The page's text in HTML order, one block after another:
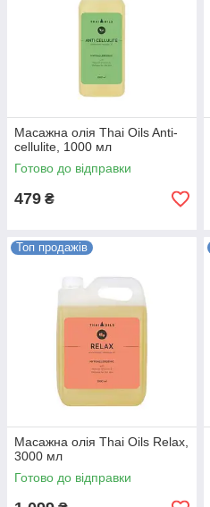
Масажна олія Thai Oils Anti-
cellulite, 1000 мл
Готово до відправки
479 ₴
Топ продажів
Масажна олія Thai Oils Relax,
3000 мл
Готово до відправки